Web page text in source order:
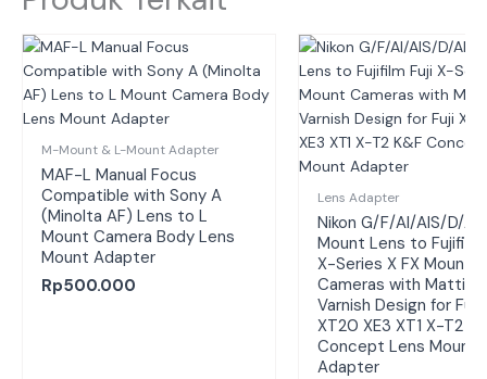
M-Mount & L-Mount Adapter
MAF-L Manual Focus
Compatible with Sony A
(Minolta AF) Lens to L
Mount Camera Body Lens
Mount Adapter
Rp500.000
Lens Adapter
Nikon G/F/AI/AIS/D/
Mount Lens to Fujifilm
X-Series X FX Mount
Cameras with Matting
Varnish Design for Fuji
XT20 XE3 XT1 X-T2
Concept Lens Mount
Adapter